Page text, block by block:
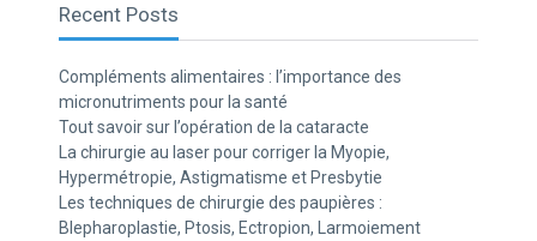
Recent Posts
Compléments alimentaires : l’importance des
micronutriments pour la santé
Tout savoir sur l’opération de la cataracte
La chirurgie au laser pour corriger la Myopie,
Hypermétropie, Astigmatisme et Presbytie
Les techniques de chirurgie des paupières :
Blepharoplastie, Ptosis, Ectropion, Larmoiement